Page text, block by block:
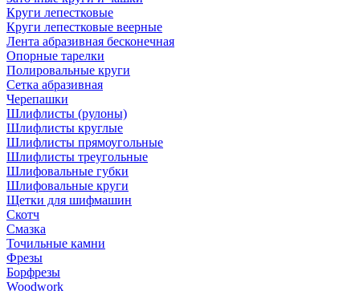
Круги лепестковые
Круги лепестковые веерные
Лента абразивная бесконечная
Опорные тарелки
Полировальные круги
Сетка абразивная
Черепашки
Шлифлисты (рулоны)
Шлифлисты круглые
Шлифлисты прямоугольные
Шлифлисты треугольные
Шлифовальные губки
Шлифовальные круги
Щетки для шифмашин
Скотч
Смазка
Точильные камни
Фрезы
Борфрезы
Woodwork